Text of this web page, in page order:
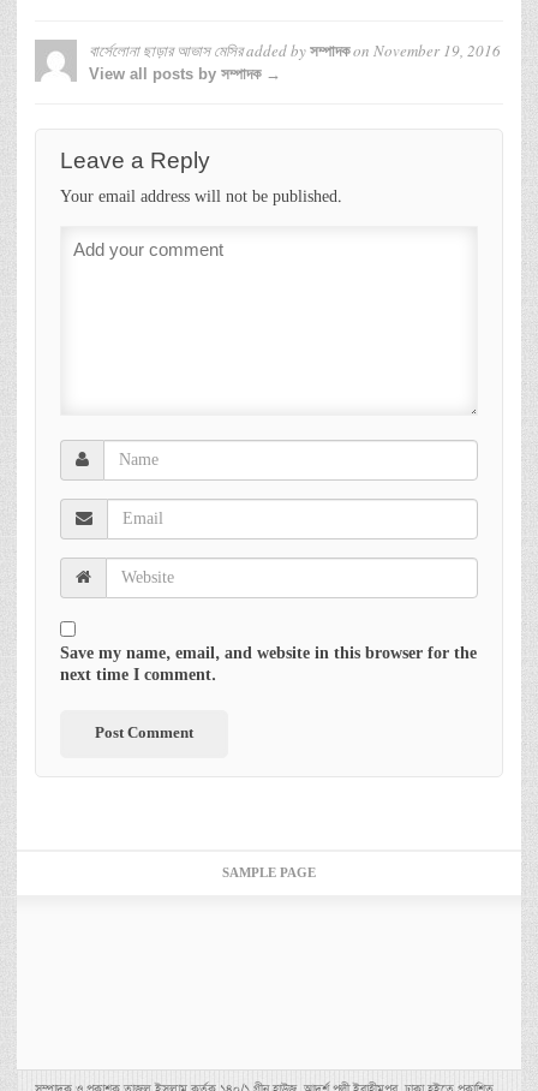
বার্সেলোনা ছাড়ার আভাস মেসিরadded by সম্পাদকon November 19, 2016
View all posts by সম্পাদক →
Leave a Reply
Your email address will not be published.
Save my name, email, and website in this browser for the
next time I comment.
SAMPLE PAGE